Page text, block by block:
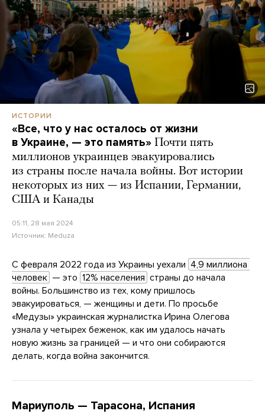
ИСТОРИИ
«Все, что у нас осталось от жизни
в Украине, — это память» Почти пять
миллионов украинцев эвакуировались
из страны после начала войны. Вот истории
некоторых из них — из Испании, Германии,
США и Канады
05:11, 28 мая 2024
Источник: Meduza
С февраля 2022 года из Украины уехали 4,9 миллиона
человек — это 12% населения страны до начала
войны. Большинство из тех, кому пришлось
эвакуироваться, — женщины и дети. По просьбе
«Медузы» украинская журналистка Ирина Олегова
узнала у четырех беженок, как им удалось начать
новую жизнь за границей — и что они собираются
делать, когда война закончится.
Мариуполь — Тарасона, Испания